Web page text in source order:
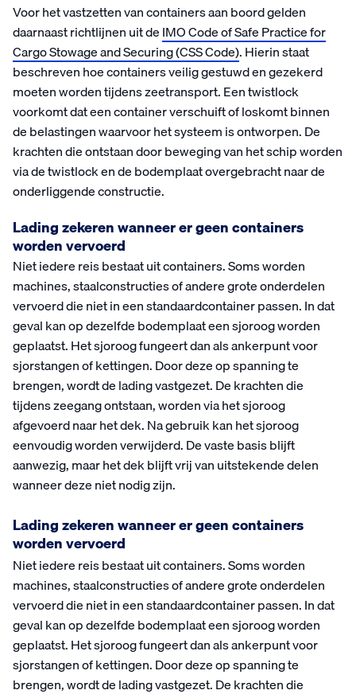
Voor het vastzetten van containers aan boord gelden
daarnaast richtlijnen uit deIMO Code of Safe Practice for
Cargo Stowage and Securing (CSS Code). Hierin staat
beschreven hoe containers veilig gestuwd en gezekerd
moeten worden tijdens zeetransport. Een twistlock
voorkomt dat een container verschuift of loskomt binnen
de belastingen waarvoor het systeem is ontworpen. De
krachten die ontstaan door beweging van het schip worden
via de twistlock en de bodemplaat overgebracht naar de
onderliggende constructie.
Lading zekeren wanneer er geen containers
worden vervoerd
Niet iedere reis bestaat uit containers. Soms worden
machines, staalconstructies of andere grote onderdelen
vervoerd die niet in een standaardcontainer passen. In dat
geval kan op dezelfde bodemplaat een sjoroog worden
geplaatst. Het sjoroog fungeert dan als ankerpunt voor
sjorstangen of kettingen. Door deze op spanning te
brengen, wordt de lading vastgezet. De krachten die
tijdens zeegang ontstaan, worden via het sjoroog
afgevoerd naar het dek. Na gebruik kan het sjoroog
eenvoudig worden verwijderd. De vaste basis blijft
aanwezig, maar het dek blijft vrij van uitstekende delen
wanneer deze niet nodig zijn.
Lading zekeren wanneer er geen containers
worden vervoerd
Niet iedere reis bestaat uit containers. Soms worden
machines, staalconstructies of andere grote onderdelen
vervoerd die niet in een standaardcontainer passen. In dat
geval kan op dezelfde bodemplaat een sjoroog worden
geplaatst. Het sjoroog fungeert dan als ankerpunt voor
sjorstangen of kettingen. Door deze op spanning te
brengen, wordt de lading vastgezet. De krachten die